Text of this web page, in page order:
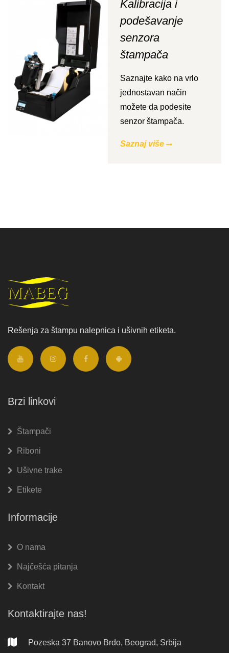
Kalibracija i
podešavanje
senzora
štampača
Saznajte kako na vrlo
jednostavan način
možete da podesite
senzor štampača.
Saznaj više
Rešenja za štampu nalepnica i ušivnih etiketa.
Brzi linkovi
Štampači
Riboni
Ušivne trake
Etikete
Informacije
O nama
Najčešća pitanja
Kontakt
Kontaktirajte nas!
Pozeska 37 Banovo Brdo, Beograd, Srbija